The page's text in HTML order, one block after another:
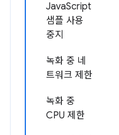
JavaScript
샘플 사용
중지
녹화 중 네
트워크 제한
녹화 중
CPU 제한